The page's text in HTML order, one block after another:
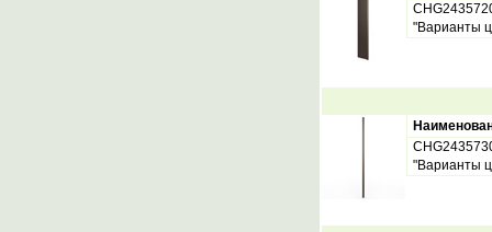
"Варианты
"Варианты